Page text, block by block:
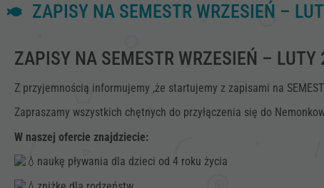
ZAPISY NA SEMESTR WRZESIEŃ –
ZAPISY NA SEMESTR WRZESIEŃ –
Z przyjemnością informujemy ,że startujemy z zapisami na
Zapraszamy wszystkich chętnych do przyłączenia się do
W naszej ofercie znajdziecie:
naukę pływania dla dzieci od 4 roku życia